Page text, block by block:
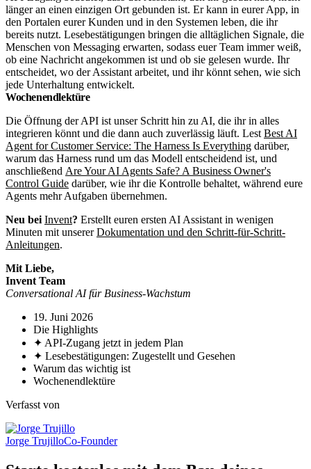
länger an einen einzigen Ort gebunden ist. Er kann in eurer App, in
den Portalen eurer Kunden und in den Systemen leben, die ihr
bereits nutzt. Lesebestätigungen bringen die alltäglichen Signale, die
Menschen von Messaging erwarten, sodass euer Team immer weiß,
ob eine Nachricht angekommen ist und ob sie gelesen wurde. Ihr
entscheidet, wo der Assistant arbeitet, und ihr könnt sehen, wie sich
jede Unterhaltung entwickelt.
Wochenendlektüre
Die Öffnung der API ist unser Schritt hin zu AI, die ihr in alles
integrieren könnt und die dann auch zuverlässig läuft. Lest Best AI
Agent for Customer Service: The Harness Is Everything darüber,
warum das Harness rund um das Modell entscheidend ist, und
anschließend Are Your AI Agents Safe? A Business Owner's
Control Guide darüber, wie ihr die Kontrolle behaltet, während eure
Agents mehr Aufgaben übernehmen.
Neu bei Invent? Erstellt euren ersten AI Assistant in wenigen
Minuten mit unsererDokumentation und den Schritt-für-Schritt-
Anleitungen.
Mit Liebe,
Invent Team
Conversational AI für Business-Wachstum
19. Juni 2026
Die Highlights
✦ API-Zugang jetzt in jedem Plan
✦ Lesebestätigungen: Zugestellt und Gesehen
Warum das wichtig ist
Wochenendlektüre
Verfasst von
Jorge TrujilloCo-Founder